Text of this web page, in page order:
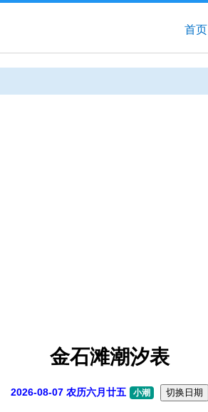
首页
金石滩潮汐表
2026-08-07 农历六月廿五 小潮 切换日期